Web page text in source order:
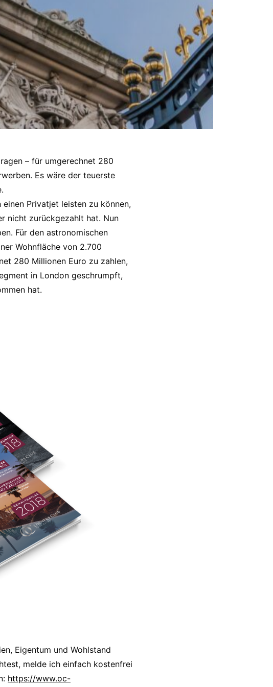
– für umgerechnet 280
Es wäre der teuerste
Privatjet leisten zu können,
nicht zurückgezahlt hat. Nun
Für den astronomischen
Wohnfläche von 2.700
280 Millionen Euro zu zahlen,
in London geschrumpft,
hat.
Eigentum und Wohlstand
melde ich einfach kostenfrei
https://www.oc-